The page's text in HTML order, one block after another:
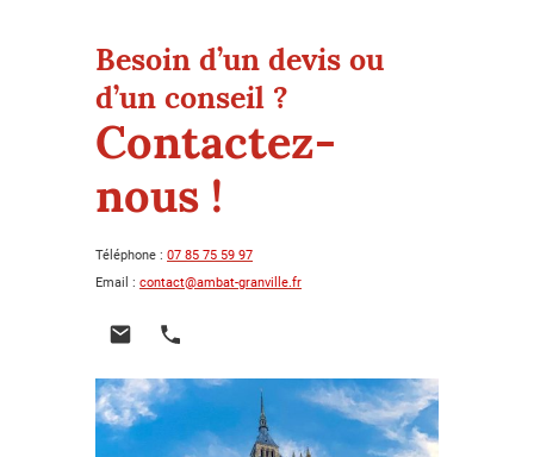
Besoin d’un devis ou
d’un conseil ?
Contactez-
nous !
Téléphone : 07 85 75 59 97
Email : contact@ambat-granville.fr